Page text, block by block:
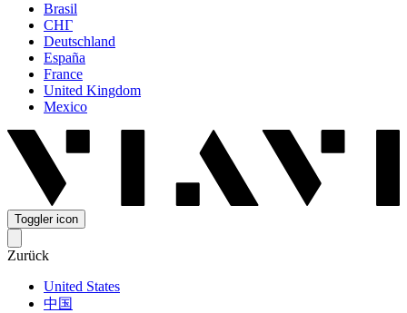
Brasil
СНГ
Deutschland
España
France
United Kingdom
Mexico
Toggler icon
Zurück
United States
中国